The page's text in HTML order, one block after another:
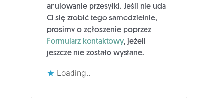
anulowanie przesyłki. Jeśli nie uda
Ci się zrobić tego samodzielnie,
prosimy o zgłoszenie poprzez
Formularz kontaktowy, jeżeli
jeszcze nie zostało wysłane.
Loading...